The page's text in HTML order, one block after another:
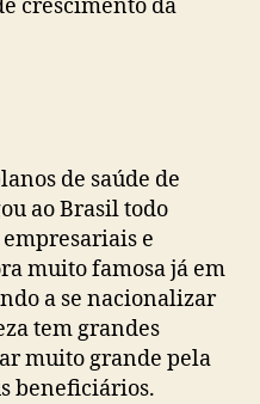
crescimento da
de saúde de
ao Brasil todo
e
muito famosa já em
a se nacionalizar
tem grandes
muito grande pela
beneficiários.